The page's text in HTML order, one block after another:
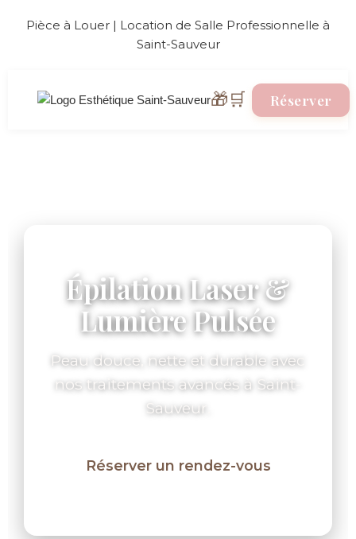
Pièce à Louer | Location de Salle Professionnelle à
Saint-Sauveur
🎁 🛒 Réserver
Épilation Laser &
Lumière Pulsée
Peau douce, nette et durable avec
nos traitements avancés à Saint-
Sauveur.
Réserver un rendez-vous